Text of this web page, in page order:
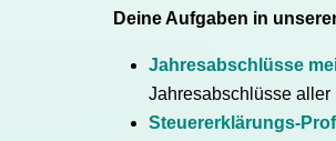
Deine Aufgaben in
Jahresabschlüsse
Jahresabschlüsse
Steuererklärungs-